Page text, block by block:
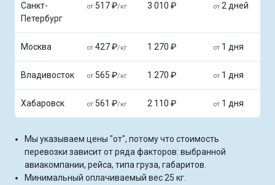
Санкт-
Петербург
от 517 ₽/кг 3 010 ₽ от 2 дней
Москва от 427 ₽/кг 1 270 ₽ от 1 дня
Владивосток от 565 ₽/кг 1 270 ₽ от 1 дня
Хабаровск от 561 ₽/кг 2 110 ₽ от 1 дня
Мы указываем цены "от", потому что стоимость
перевозки зависит от ряда факторов: выбранной
авиакомпании, рейса, типа груза, габаритов.
Минимальный оплачиваемый вес 25 кг.